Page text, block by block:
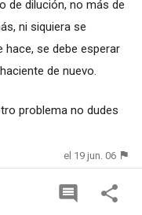
de dilución, no más de
ni siquiera se
hace, se debe esperar
de nuevo.
problema no dudes
el 19 jun. 06